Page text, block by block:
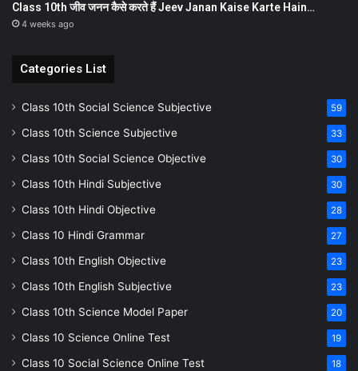
Class 10th जीव जनन कैसे करते हैं Jeev Janan Kaise Karte Hain…
4 weeks ago
Categories List
Class 10th Social Science Subjective 59
Class 10th Science Subjective 33
Class 10th Social Science Objective 30
Class 10th Hindi Subjective 30
Class 10th Hindi Objective 28
Class 10 Hindi Grammar 27
Class 10th English Objective 23
Class 10th English Subjective 23
Class 10th Science Model Paper 20
Class 10 Science Online Test 19
Class 10 Social Science Online Test 18